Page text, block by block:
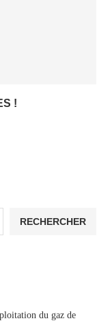
!
RECHERCHER
du gaz de